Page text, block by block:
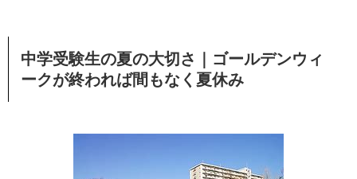
中学受験生の夏の大切さ｜ゴールデンウィ
ークが終われば間もなく夏休み